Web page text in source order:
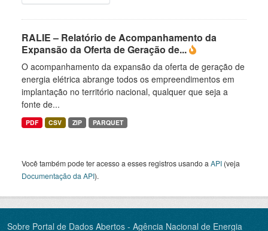
RALIE – Relatório de Acompanhamento da
Expansão da Oferta de Geração de...
O acompanhamento da expansão da oferta de geração de
energia elétrica abrange todos os empreendimentos em
implantação no território nacional, qualquer que seja a
fonte de...
PDF CSV ZIP PARQUET
Você também pode ter acesso a esses registros usando a API (veja
Documentação da API).
Sobre Portal de Dados Abertos - Agência Nacional de Energia